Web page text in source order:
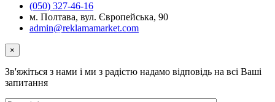
(050) 327-46-16
м. Полтава, вул. Європейська, 90
admin@reklamamarket.com
×
Зв'яжіться з нами і ми з радістю надамо відповідь на всі Ваші
запитання